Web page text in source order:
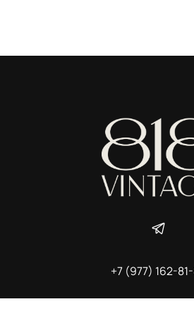
+7 (977) 162-